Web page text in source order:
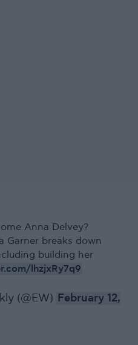
Anna Delvey?
Garner breaks down
building her
lhzjxRy7q9
(@EW) February 12,